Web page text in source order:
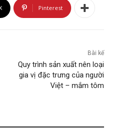
Pinterest
Bài kế
Quy trình sản xuất nên loại
gia vị đặc trưng của người
Việt – mắm tôm